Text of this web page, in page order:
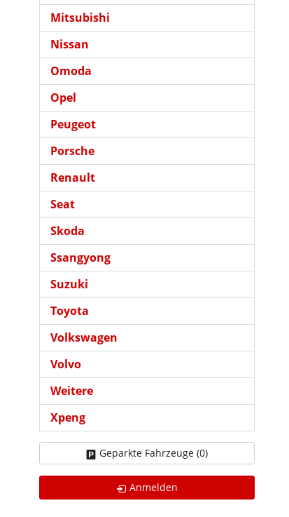
Mitsubishi
Nissan
Omoda
Opel
Peugeot
Porsche
Renault
Seat
Skoda
Ssangyong
Suzuki
Toyota
Volkswagen
Volvo
Weitere
Xpeng
Geparkte Fahrzeuge (0)
Anmelden